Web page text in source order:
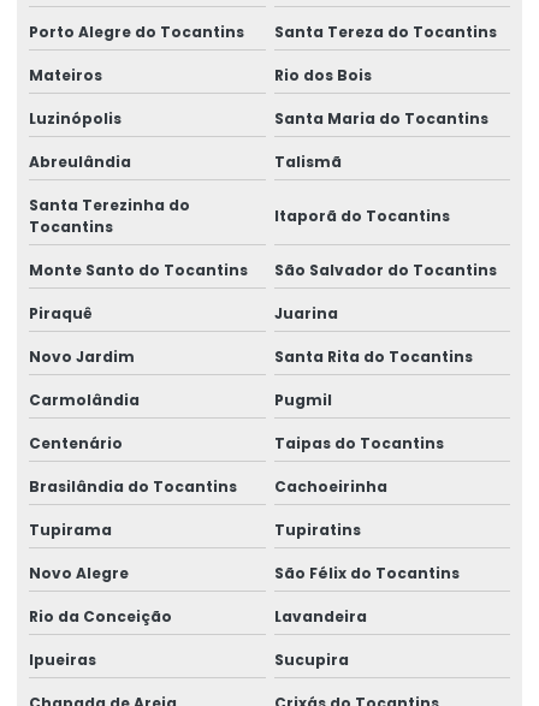
Porto Alegre do Tocantins Santa Tereza do Tocantins
Mateiros Rio dos Bois
Luzinópolis Santa Maria do Tocantins
Abreulândia Talismã
Santa Terezinha do
Tocantins
Itaporã do Tocantins
Monte Santo do Tocantins São Salvador do Tocantins
Piraquê Juarina
Novo Jardim Santa Rita do Tocantins
Carmolândia Pugmil
Centenário Taipas do Tocantins
Brasilândia do Tocantins Cachoeirinha
Tupirama Tupiratins
Novo Alegre São Félix do Tocantins
Rio da Conceição Lavandeira
Ipueiras Sucupira